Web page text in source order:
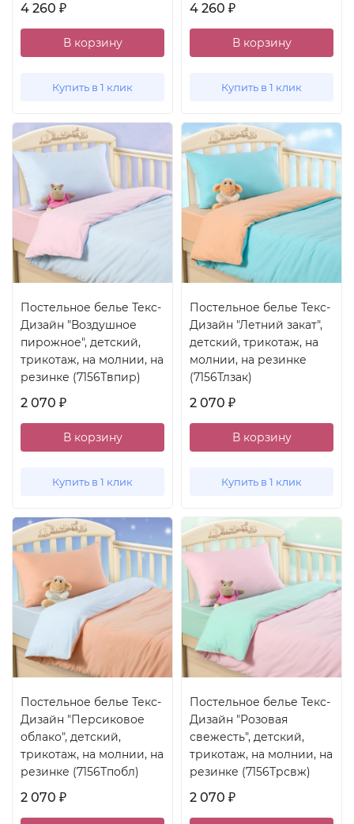
4 260 ₽
В корзину
Купить в 1 клик
4 260 ₽
В корзину
Купить в 1 клик
Постельное белье Текс-
Дизайн "Воздушное
пирожное", детский,
трикотаж, на молнии, на
резинке (7156Твпир)
2 070 ₽
В корзину
Купить в 1 клик
Постельное белье Текс-
Дизайн "Летний закат",
детский, трикотаж, на
молнии, на резинке
(7156Тлзак)
2 070 ₽
В корзину
Купить в 1 клик
Постельное белье Текс-
Дизайн "Персиковое
облако", детский,
трикотаж, на молнии, на
резинке (7156Тпобл)
2 070 ₽
Постельное белье Текс-
Дизайн "Розовая
свежесть", детский,
трикотаж, на молнии, на
резинке (7156Трсвж)
2 070 ₽